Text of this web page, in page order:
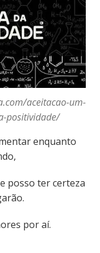
aceitacao-um-
positividade/
enquanto
posso ter certeza
por aí.